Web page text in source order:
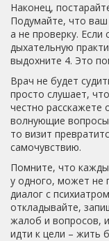
Наконец,
Подумайте, что
а не проверку.
дыхательную
выдохните 4. Это
Врач не будет
просто слушает,
честно расскажете
волнующие вопросы
то визит
самочувствию.
Помните, что
у одного, может не
диалог с
откладывайте,
жалоб и вопросов,
идти к цели – жить